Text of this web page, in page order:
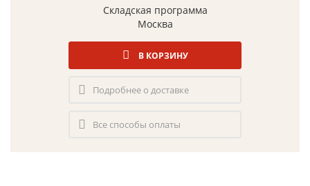
Складская программа
Москва
В КОРЗИНУ
Подробнее о доставке
Все способы оплаты